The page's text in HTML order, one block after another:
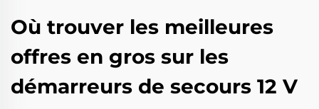
Où trouver les meilleures
offres en gros sur les
démarreurs de secours 12 V